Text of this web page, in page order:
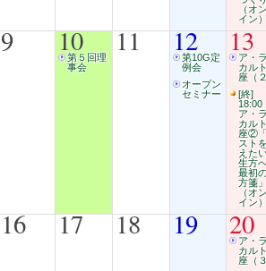
（オ
イン
9 10
第５回理
事会
11 12
第10G定
例会
オープン
セミナー
13
ア・
カル
座（
[終]
18:00
ア・
カル
座②
スト
えた
生方
最初
方箋
（オ
イン
16 17 18 19 20
ア・
カル
座（